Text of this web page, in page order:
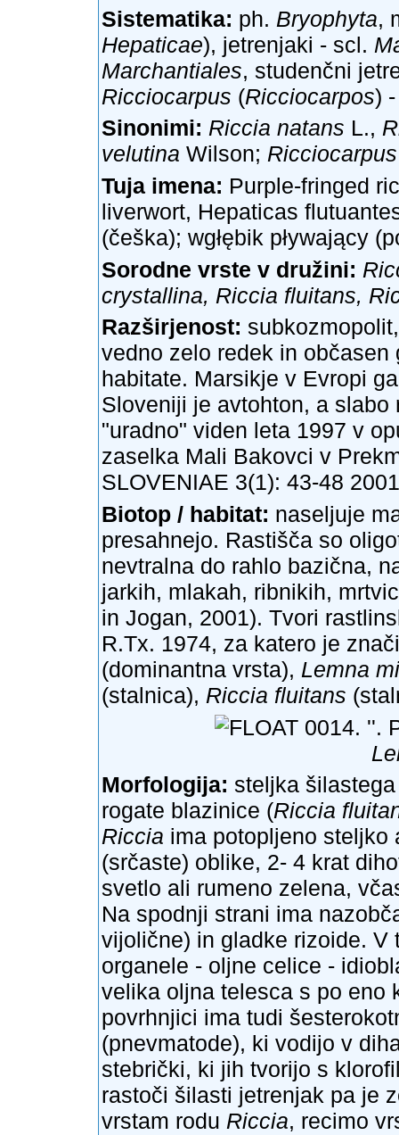
Sistematika: ph. Bryophyta,
Hepaticae), jetrenjaki - scl.
Marchantiales, studenčni
Ricciocarpus (Ricciocarpos)
Sinonimi: Riccia natans L.,
velutina Wilson;
Tuja imena: Purple-fringed
liverwort, Hepaticas
(češka); wgłębik pływający
Sorodne vrste v družini:
crystallina, Riccia fluitans,
Razširjenost:
vedno zelo redek in
habitate. Marsikje v Evropi
Sloveniji je avtohton, a
"uradno" viden leta 1997 v
zaselka Mali Bakovci v
SLOVENIAE 3(1): 43-48
Biotop / habitat: naseljuje
presahnejo. Rastišča so
nevtralna do rahlo bazična,
jarkih, mlakah, ribnikih,
in Jogan, 2001). Tvori
R.Tx. 1974, za katero je
(dominantna vrsta), Lemna
(stalnica), Riccia fluitans
Morfologija: steljka
rogate blazinice (Riccia
Riccia ima potopljeno steljko
(srčaste) oblike, 2- 4 krat
svetlo ali rumeno zelena,
Na spodnji strani ima
vijolične) in gladke rizoide. V
organele - oljne celice -
velika oljna telesca s po eno
povrhnjici ima tudi
(pnevmatode), ki vodijo v
stebrički, ki jih tvorijo s
rastoči šilasti jetrenjak pa je
vrstam rodu Riccia, recimo